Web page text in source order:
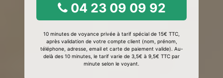
04 23 09 09 92
10 minutes de voyance privée à tarif spécial de 15€ TTC,
après validation de votre compte client (nom, prénom,
téléphone, adresse, email et carte de paiement valide). Au-
delà des 10 minutes, le tarif varie de 3,5€ à 9,5€ TTC par
minute selon le voyant.